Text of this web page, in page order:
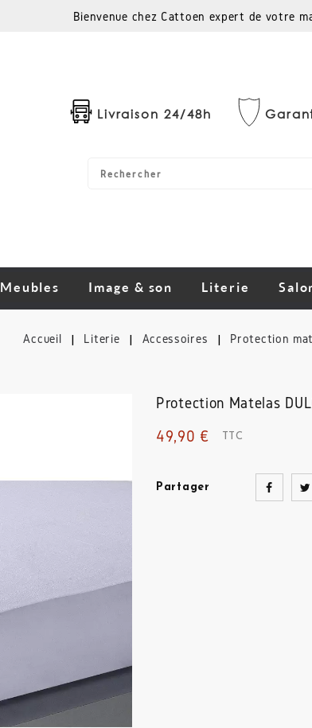
Bienvenue chez Cattoen expert de votre
Livraison 24/48h
Meubles Image & son Literie
Accueil Literie Accessoires Protection
Protection Matelas
49,90 €
TTC
Partager